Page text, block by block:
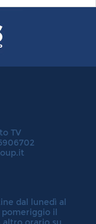
TV
dal lunedì al
il